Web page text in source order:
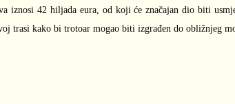
iznosi 42 hiljada eura, od koji će značajan dio biti
trasi kako bi trotoar mogao biti izgrađen do obližnjeg